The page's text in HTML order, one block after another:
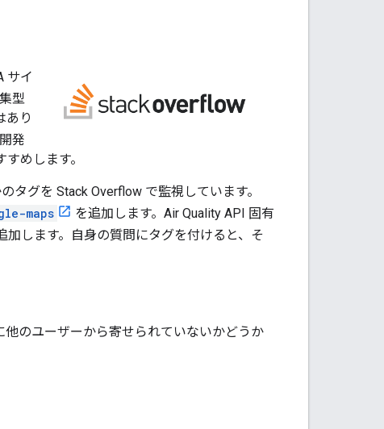
サイ
型
あり
発
めします。
タグを Stack Overflow で監視しています。
maps
を追加します。Air Quality API 固有
加します。自身の質問にタグを付けると、そ
他のユーザーから寄せられていないかどうか